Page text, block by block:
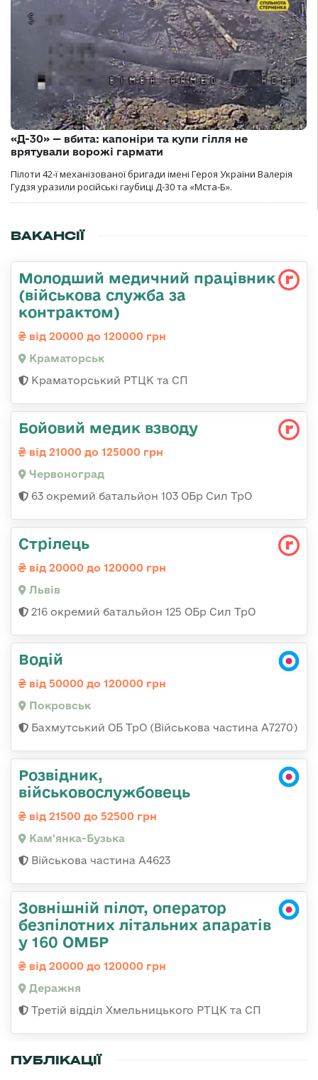
«Д-30» — вбита: капоніри та купи гілля не
врятували ворожі гармати
Пілоти 42-ї механізованої бригади імені Героя України Валерія
Гудзя уразили російські гаубиці Д-30 та «Мста-Б».
ВАКАНСІЇ
Молодший медичний працівник
(військова служба за
контрактом)
від 20000 до 120000 грн
Краматорськ
Краматорський РТЦК та СП
Бойовий медик взводу
від 21000 до 125000 грн
Червоноград
63 окремий батальйон 103 ОБр Сил ТрО
Стрілець
від 20000 до 120000 грн
Львів
216 окремий батальйон 125 ОБр Сил ТрО
Водій
від 50000 до 120000 грн
Покровськ
Бахмутський ОБ ТрО (Військова частина А7270)
Розвідник,
військовослужбовець
від 21500 до 52500 грн
Кам'янка-Бузька
Військова частина А4623
Зовнішній пілот, оператор
безпілотних літальних апаратів
у 160 ОМБР
від 20000 до 120000 грн
Деражня
Третій відділ Хмельницького РТЦК та СП
ПУБЛІКАЦІЇ